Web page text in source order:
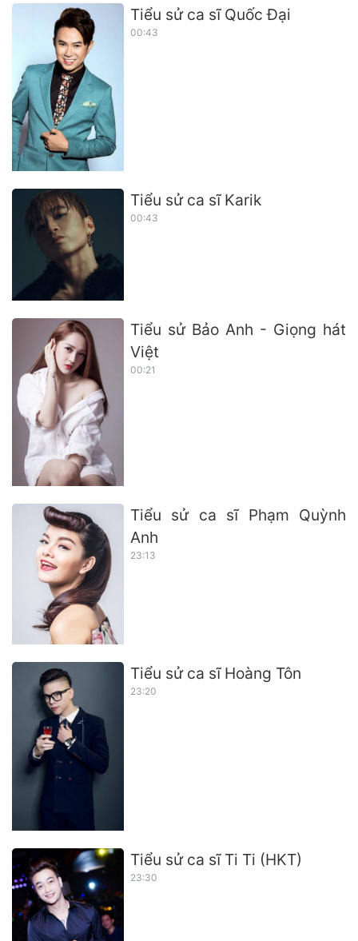
Tiểu sử ca sĩ Quốc Đại
00:43
Tiểu sử ca sĩ Karik
00:43
Tiểu sử Bảo Anh - Giọng hát
Việt
00:21
Tiểu sử ca sĩ Phạm Quỳnh
Anh
23:13
Tiểu sử ca sĩ Hoàng Tôn
23:20
Tiểu sử ca sĩ Ti Ti (HKT)
23:30